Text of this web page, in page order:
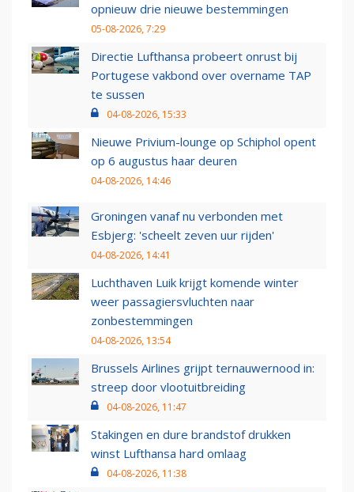
opnieuw drie nieuwe bestemmingen
05-08-2026, 7:29
Directie Lufthansa probeert onrust bij
Portugese vakbond over overname TAP
te sussen
04-08-2026, 15:33
Nieuwe Privium-lounge op Schiphol opent
op 6 augustus haar deuren
04-08-2026, 14:46
Groningen vanaf nu verbonden met
Esbjerg: 'scheelt zeven uur rijden'
04-08-2026, 14:41
Luchthaven Luik krijgt komende winter
weer passagiersvluchten naar
zonbestemmingen
04-08-2026, 13:54
Brussels Airlines grijpt ternauwernood in:
streep door vlootuitbreiding
04-08-2026, 11:47
Stakingen en dure brandstof drukken
winst Lufthansa hard omlaag
04-08-2026, 11:38